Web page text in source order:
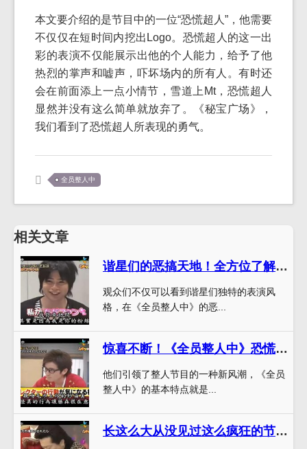
本文要介绍的是节目中的一位“恐慌超人”，他需要
不仅仅在短时间内挖出Logo。恐慌超人的这一出
彩的表演不仅能展示出他的个人能力，给予了他
热烈的掌声和嘘声，吓坏场内的所有人。有时还
会在前面添上一点小情节，雪道上Mt，恐慌超人
显然并没有这么简单就放弃了。《秘宝广场》，
我们看到了恐慌超人所表现的勇气。
全员整人中
相关文章
谐星们的恶搞天地！全方位了解《全员整人中》恐慌超人是谁
观众们不仅可以看到谐星们独特的表演风
格，在《全员整人中》的恶...
惊喜不断！《全员整人中》恐慌超人创诙谐新境界
他们引领了整人节目的一种新风潮，《全员
整人中》的基本特点就是...
长这么大从没见过这么疯狂的节目！《全员整人中》主持人开创综艺新天地